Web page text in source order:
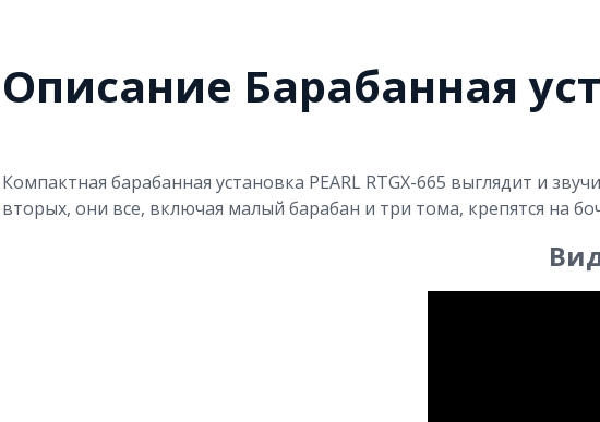
Описание Барабанная
Компактная барабанная установка PEARL RTGX-665 выглядит и
вторых, они все, включая малый барабан и три тома, крепятся на